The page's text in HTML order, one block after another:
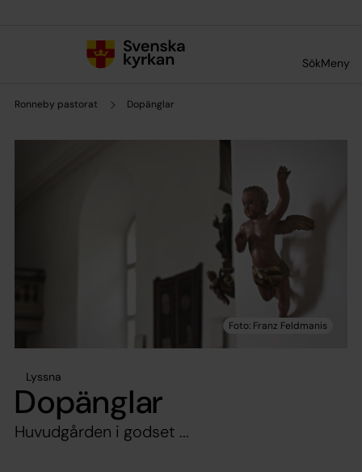
SökMeny
Ronneby pastorat Dopänglar
Lyssna
Dopänglar
Huvudgården i godset ...